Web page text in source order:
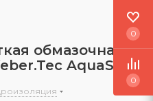
обмазочная
AquaSafe
0
0